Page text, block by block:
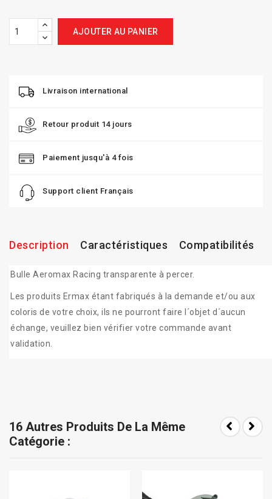
AJOUTER AU PANIER
Livraison international
Retour produit 14 jours
Paiement jusqu'à 4 fois
Support client Français
Description Caractéristiques Compatibilités
Bulle Aeromax Racing transparente à percer.
Les produits Ermax étant fabriqués à la demande et/ou aux
coloris de votre choix, ils ne pourront faire l´objet d´aucun
échange, veuillez bien vérifier votre commande avant
validation.
16 Autres Produits De La Même
Catégorie :